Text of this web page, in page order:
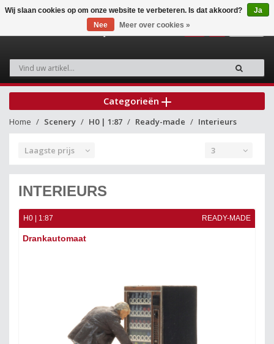
Categorieën
Home Scenery H0 | 1:87 Ready-made Interieurs
Laagste prijs 3
INTERIEURS
H0 | 1:87 READY-MADE
Drankautomaat
Wij slaan cookies op om onze website te verbeteren. Is dat akkoord?
Ja
Nee
Meer over cookies »